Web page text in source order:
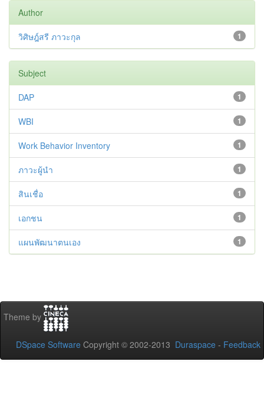
Author
1
วิศิษฎ์สรี ภาวะกุล
Subject
1
DAP
1
WBI
1
Work Behavior Inventory
1
ภาวะผู้นำ
1
สินเชื่อ
1
เอกชน
1
แผนพัฒนาตนเอง
Theme by
DSpace Software Copyright © 2002-2013 Duraspace - Feedback